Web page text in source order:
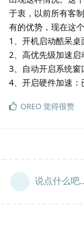
于衷，以前所有客
有的优势，现在这
1、开机启动酷呆桌
2、高优先级加速
3、自动开启系统
4、开启硬件加速：
OREO觉得很赞
说点什么吧